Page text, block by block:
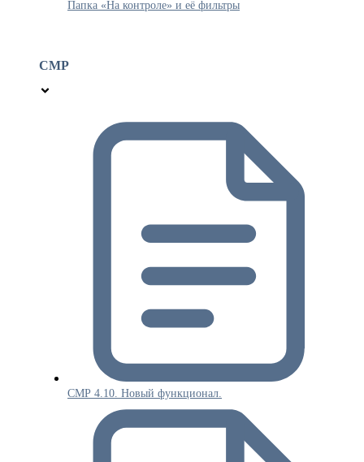
Папка «На контроле» и её фильтры
СМР
СМР 4.10. Новый функционал.